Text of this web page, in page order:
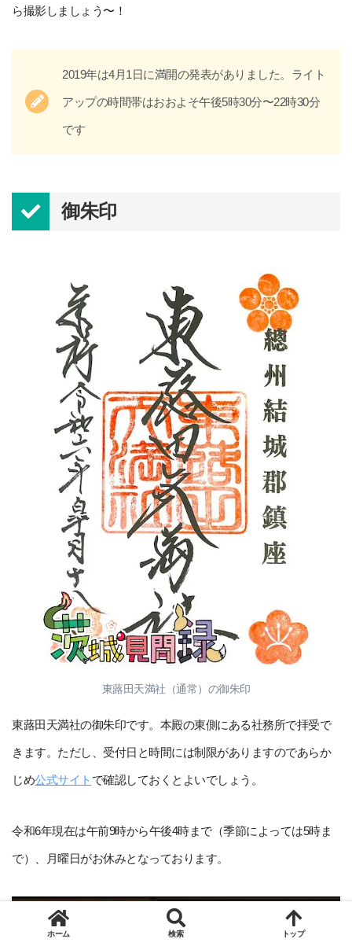
ら撮影しましょう〜！
2019年は4月1日に満開の発表がありました。ライト
アップの時間帯はおおよそ午後5時30分〜22時30分
です
御朱印
東蕗田天満社（通常）の御朱印
東蕗田天満社の御朱印です。本殿の東側にある社務所で拝受で
きます。ただし、受付日と時間には制限がありますのであらか
じめ公式サイト で確認しておくとよいでしょう。
令和6年現在は午前9時から午後4時まで（季節によっては5時ま
で）、月曜日がお休みとなっております。
ホーム 検索 トップ